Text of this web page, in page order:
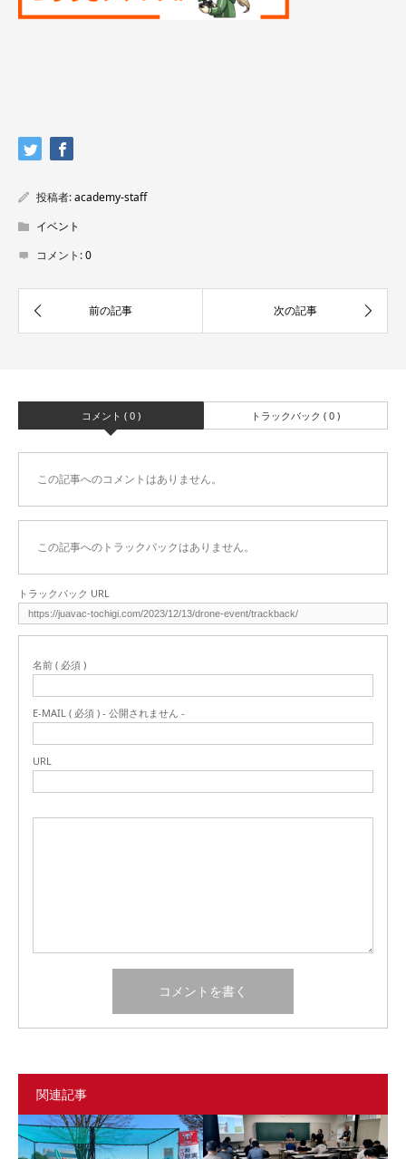
投稿者:academy-staff
イベント
コメント:0
コメント ( 0 ) トラックバック ( 0 )
この記事へのコメントはありません。
この記事へのトラックバックはありません。
トラックバック URL
名前 ( 必須 )
E-MAIL ( 必須 ) - 公開されません -
URL
関連記事